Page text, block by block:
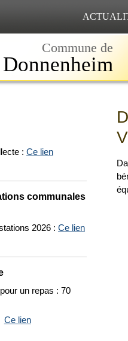
Commune de
Donnenheim
: Ce lien
communales
2026 : Ce lien
un repas : 70
Ce lien